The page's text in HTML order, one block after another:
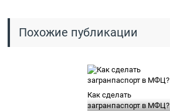
Похожие публикации
Как сделать
загранпаспорт в МФЦ?